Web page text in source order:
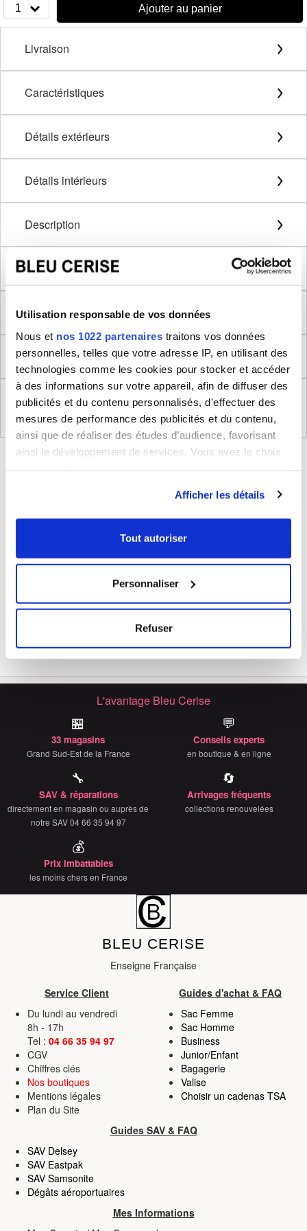
Utilisation responsable de vos données
Nous et nos 1022 partenaires traitons vos données
personnelles, telles que votre adresse IP, en utilisant des
technologies comme les cookies pour stocker et accéder
à des informations sur votre appareil, afin de diffuser des
publicités et du contenu personnalisés, d'effectuer des
mesures de performance des publicités et du contenu,
ainsi que de réaliser des études d’audience, favorisant
ainsi le développement de services. Vous avez le choix
tout moment en consultant la Déclaration relative aux
cookies ou en cliquant sur l'icône de confidentialité.
Collecter des informations sur votre localisation
géographique qui peuvent être précises à plusieurs
mètres près
pour en relever les caractéristiques spécifiques
(empreintes digitales).
personnelles et définir vos préférences, reportez-vous à
section « Détails ». Vous pouvez modifier ou retirer
votre consentement à tout moment à partir de la
déclaration sur les cookies.
et les annonces, d'offrir des fonctionnalités relatives aux
médias sociaux et d'analyser notre trafic. Nous
partageons également des informations sur l'utilisation de
publicité et d'analyse, qui peuvent combiner celles-ci
avec d'autres informations que vous leur avez fournies
Afficher les détails
Tout autoriser
Personnaliser
Refuser
1 Ajouter au panier
Livraison
Caractéristiques
Détails extérieurs
Détails intérieurs
Description
Méthode de mesure
Dimensions produit
Retour
Règlement (UE) 2023/988 relatifs à la Sécurité
Générale des Produits
BLEUCERISE VOUS CONSEILLE
Valise cabine rigide Delsey Beaumont
L'avantage Bleu Cerise
🏪
33 magasins
Grand Sud-Est de la France
💬
Conseils experts
en boutique & en ligne
🔧
SAV & réparations
directement en magasin ou auprès de
notre SAV 04 66 35 94 97
🔄
Arrivages fréquents
collections renouvelées
💰
Prix imbattables
les moins chers en France
BLEU CERISE
Enseigne Française
Service Client
Guides d'achat & FAQ
Du lundi au vendredi
8h - 17h
Tel : 04 66 35 94 97
CGV
Chiffres clés
Nos boutiques
Mentions légales
Plan du Site
Sac Femme
Sac Homme
Business
Junior/Enfant
Bagagerie
Valise
Choisir un cadenas TSA
Guides SAV & FAQ
SAV Delsey
SAV Eastpak
SAV Samsonite
Dégâts aéroportuaires
Mes Informations